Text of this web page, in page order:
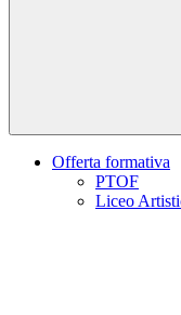
Offerta formativa
PTOF
Liceo